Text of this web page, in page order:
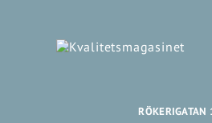
RÖKERIGATAN